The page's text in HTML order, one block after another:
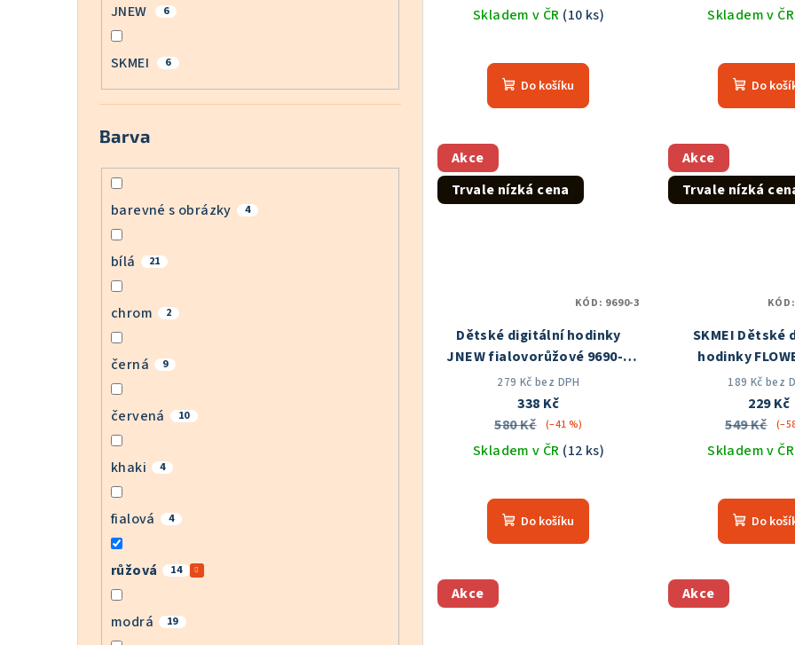
JNEW 6
SKMEI 6
Barva
barevné s obrázky 4
bílá 21
chrom 2
černá 9
červená 10
khaki 4
fialová 4
růžová 14
modrá 19
Skladem v ČR (10 ks)
hodnocení
produktu
je
5
hvězdiček.
Do košíku
Skladem v ČR
je
5
Do
Akce
Trvale nízká cena
Dětské digitální hodinky
JNEW fialovorůžové 9690-3
Skladem v ČR
279 Kč bez DPH
338 Kč
580 Kč
(–41 %)
Skladem v ČR (12 ks)
hodnocení
produktu
je
Do košíku
KÓD: 9690-3
Akce
Trvale nízká
SKMEI Dětské
hodinky
Skladem v
189 Kč bez
229 Kč
549 Kč
Skladem v ČR
je
Do
KÓD:
Akce Akce